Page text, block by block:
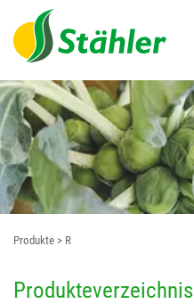
Produkte > R
Produkteverzeichnis